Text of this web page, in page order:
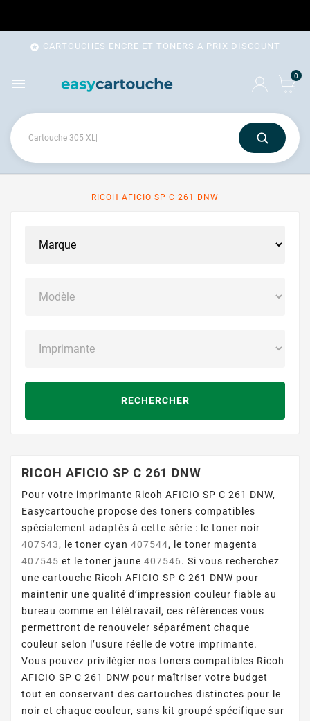
 CARTOUCHES ENCRE ET TONERS A PRIX DISCOUNT
 0
RICOH AFICIO SP C 261 DNW
RECHERCHER
RICOH AFICIO SP C 261 DNW
Pour votre imprimante Ricoh AFICIO SP C 261 DNW,
Easycartouche propose des toners compatibles
spécialement adaptés à cette série : le toner noir
407543, le toner cyan 407544, le toner magenta
407545 et le toner jaune 407546. Si vous recherchez
une cartouche Ricoh AFICIO SP C 261 DNW pour
maintenir une qualité d’impression couleur fiable au
bureau comme en télétravail, ces références vous
permettront de renouveler séparément chaque
couleur selon l’usure réelle de votre imprimante.
Vous pouvez privilégier nos toners compatibles Ricoh
AFICIO SP C 261 DNW pour maîtriser votre budget
tout en conservant des cartouches distinctes pour le
noir et chaque couleur, sans kit groupé spécifique sur